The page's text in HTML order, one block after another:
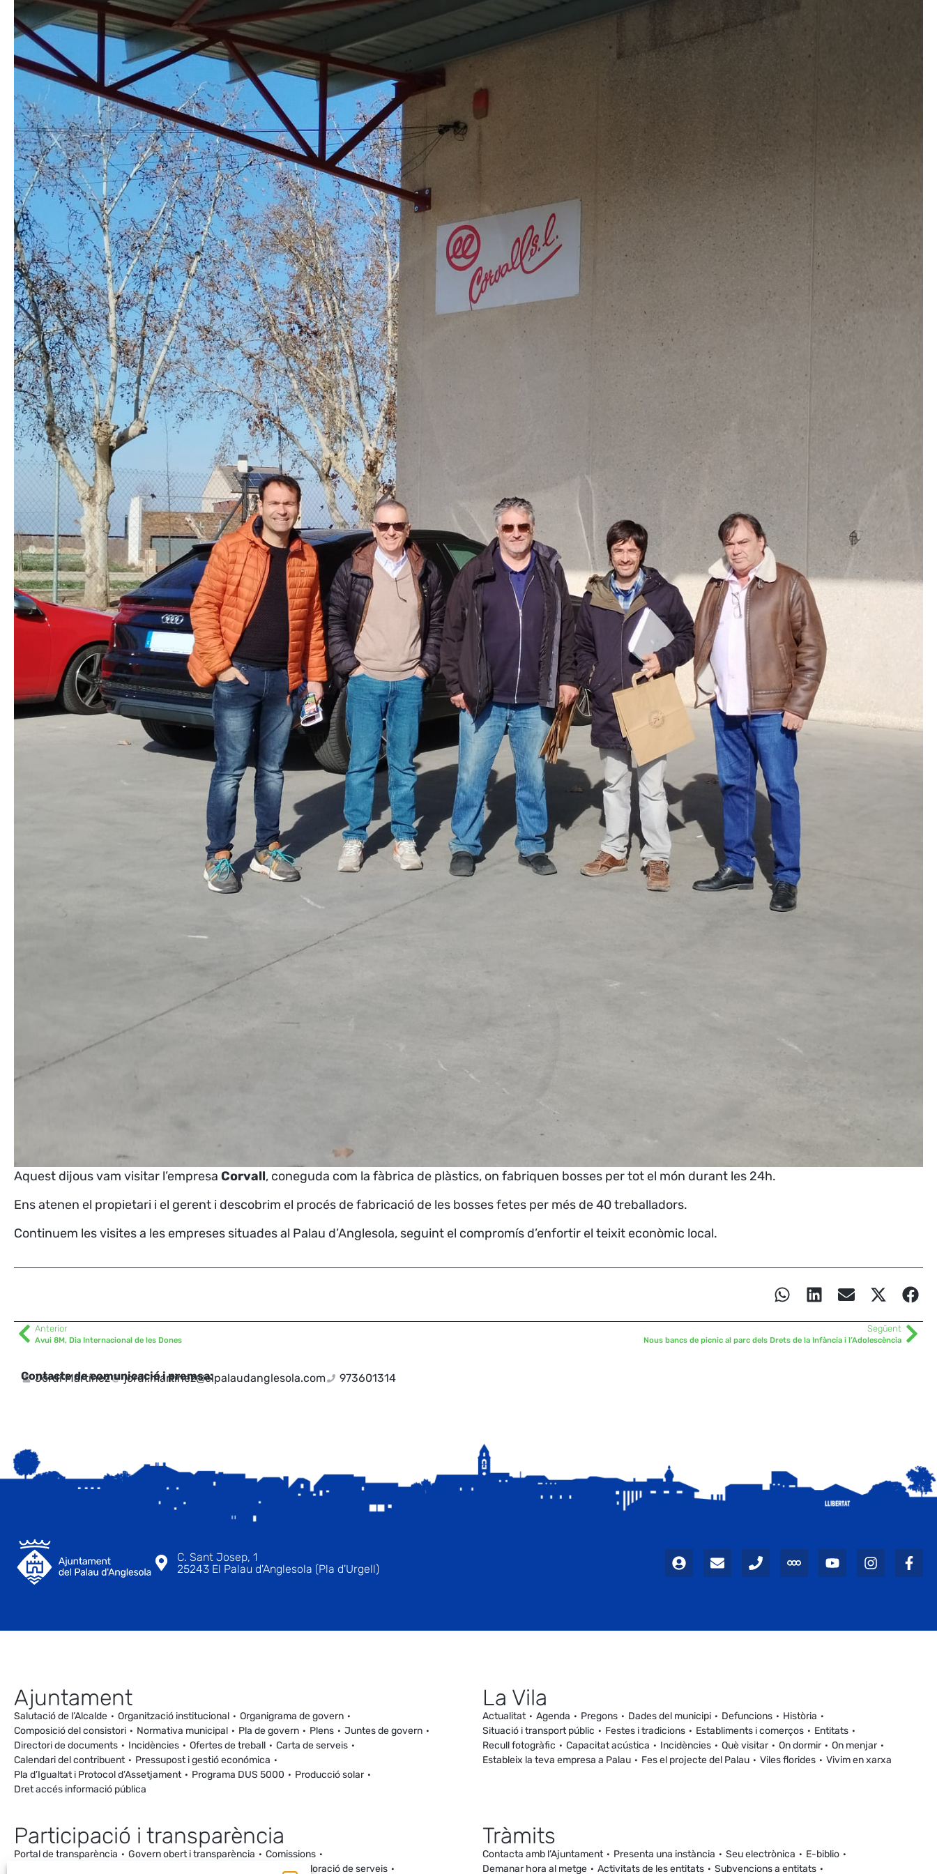
Aquest dijous vam visitar l’empresa Corvall, coneguda com la fàbrica de plàstics, on fabriquen bosses per tot el món durant les 24h.
Ens atenen el propietari i el gerent i descobrim el procés de fabricació de les bosses fetes per més de 40 treballadors.
Continuem les visites a les empreses situades al Palau d’Anglesola, seguint el compromís d’enfortir el teixit econòmic local.
Anterior
Avui 8M, Dia Internacional de les Dones
Següent
Nous bancs de picnic al parc dels Drets de la Infància i l’Adolescència
Contacte de comunicació i premsa:
Jordi Martínez jordi.martinez@elpalaudanglesola.com 973601314
C. Sant Josep, 1
25243 El Palau d'Anglesola (Pla d'Urgell)
Ajuntament
Salutació de l’Alcalde Organització institucional
Organigrama de govern
Composició del consistori
Normativa municipal Pla de govern Plens
Juntes de govern
Directori de documents
Incidències Ofertes de treball
Carta de serveis
Calendari del contribuent
Pressupost i gestió económica
Pla d’Igualtat i Protocol d’Assetjament
Programa DUS 5000
Producció solar
Dret accés informació pública
La Vila
Actualitat Agenda Pregons Dades del municipi Defuncions
Història
Situació i transport públic
Festes i tradicions Establiments i comerços
Entitats
Recull fotogràfic
Capacitat acústica Incidències Què visitar On dormir
On menjar
Estableix la teva empresa a Palau
Fes el projecte del Palau Viles florides Vivim en xarxa
Participació i transparència
Portal de transparència Govern obert i transparència
Comissions
Processos participatius Valoració de serveis
Tràmits
Contacta amb l’Ajuntament Presenta una instància Seu electrònica
E-biblio
Demanar hora al metge
Activitats de les entitats Subvencions a entitats